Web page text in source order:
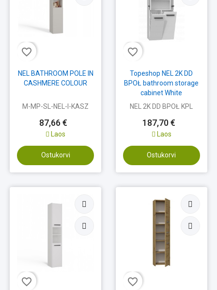
favorite_border
NEL BATHROOM POLE IN
CASHMERE COLOUR
M-MP-SL-NEL-I-KASZ
87,66 €
Laos
Ostukorvi
favorite_border
Topeshop NEL 2K DD
BPOŁ bathroom storage
cabinet White
NEL 2K DD BPOŁ KPL
187,70 €
Laos
Ostukorvi
favorite_border favorite_border